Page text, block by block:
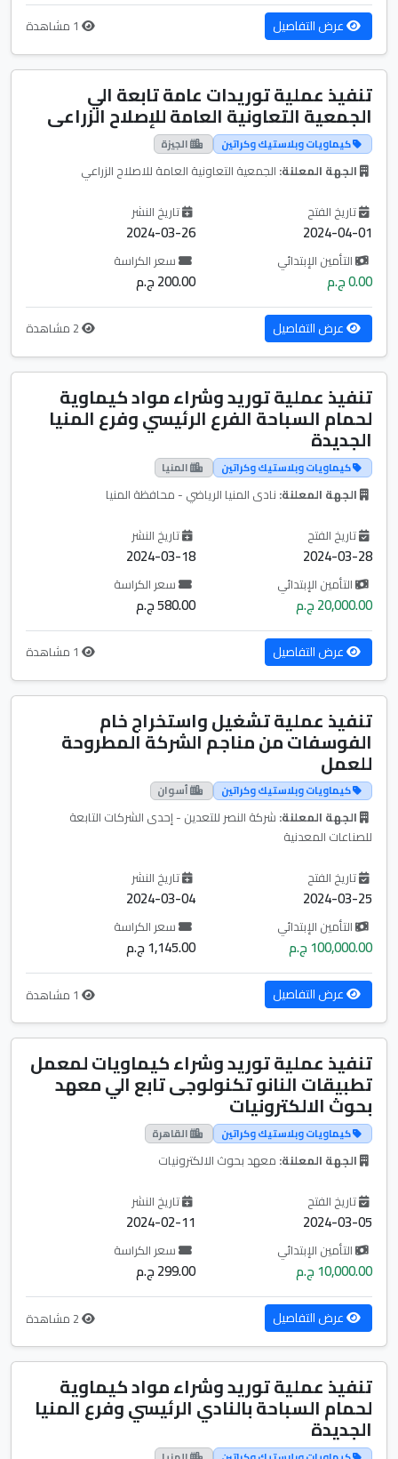
عرض التفاصيل
تنفيذ عملية توريدات عامة تابعة الي
الجمعية التعاونية العامة للإصلاح الزراعى
كيماويات وبلاستيك وكراتين الجيزة
الجهة المعلنة: الجمعية التعاونية العامة للاصلاح الزراعي
تاريخ الفتح
2024-04-01
تاريخ النشر
2024-03-26
التأمين الإبتدائي
0.00 ج.م
سعر الكراسة
200.00 ج.م
عرض التفاصيل
تنفيذ عملية توريد وشراء مواد كيماوية
لحمام السباحة الفرع الرئيسي وفرع المنيا
الجديدة
كيماويات وبلاستيك وكراتين المنيا
الجهة المعلنة: نادى المنيا الرياضي - محافظة المنيا
تاريخ الفتح
2024-03-28
تاريخ النشر
2024-03-18
التأمين الإبتدائي
20,000.00 ج.م
سعر الكراسة
580.00 ج.م
عرض التفاصيل
تنفيذ عملية تشغيل واستخراج خام
الفوسفات من مناجم الشركة المطروحة
للعمل
كيماويات وبلاستيك وكراتين أسوان
الجهة المعلنة: شركة النصر للتعدين - إحدى الشركات التابعة
للصناعات المعدنية
تاريخ الفتح
2024-03-25
تاريخ النشر
2024-03-04
التأمين الإبتدائي
100,000.00 ج.م
سعر الكراسة
1,145.00 ج.م
عرض التفاصيل
تنفيذ عملية توريد وشراء كيماويات لمعمل
تطبيقات النانو تكنولوجى تابع الي معهد
بحوث الالكترونيات
كيماويات وبلاستيك وكراتين القاهرة
الجهة المعلنة: معهد بحوث الالكترونيات
تاريخ الفتح
2024-03-05
تاريخ النشر
2024-02-11
التأمين الإبتدائي
10,000.00 ج.م
سعر الكراسة
299.00 ج.م
عرض التفاصيل
تنفيذ عملية توريد وشراء مواد كيماوية
لحمام السباحة بالنادي الرئيسي وفرع المنيا
الجديدة